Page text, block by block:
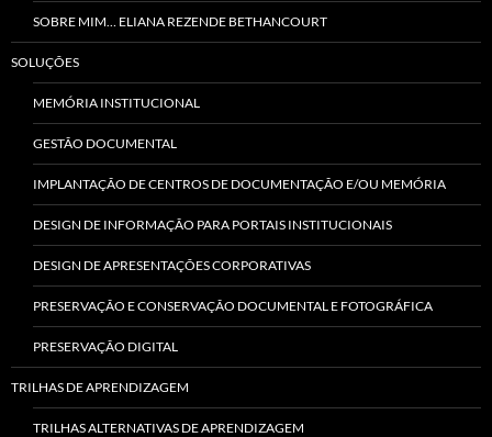
SOBRE MIM… ELIANA REZENDE BETHANCOURT
SOLUÇÕES
MEMÓRIA INSTITUCIONAL
GESTÃO DOCUMENTAL
IMPLANTAÇÃO DE CENTROS DE DOCUMENTAÇÃO E/OU MEMÓRIA
DESIGN DE INFORMAÇÃO PARA PORTAIS INSTITUCIONAIS
DESIGN DE APRESENTAÇÕES CORPORATIVAS
PRESERVAÇÃO E CONSERVAÇÃO DOCUMENTAL E FOTOGRÁFICA
PRESERVAÇÃO DIGITAL
TRILHAS DE APRENDIZAGEM
TRILHAS ALTERNATIVAS DE APRENDIZAGEM